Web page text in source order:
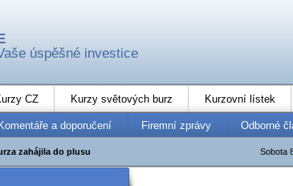
úspěšné investice
CZ Kurzy světových burz Kurzovní lístek
a doporučení Firemní zprávy Odborné
Sobota
zahájila do plusu